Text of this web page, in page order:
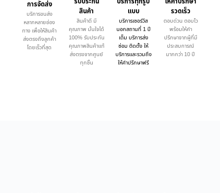
การจัดส่ง
บริการขนส่ง
หลากหลายช่อง
ทาง เพื่อให้สินค้า
ส่งตรงถึงลูกค้า
โดยเร็วที่สุด
สินค้า
สินค้าดี มี
คุณภาพ มั่นใจได้
100% รับประกัน
คุณภาพสินค้าแท้
ส่งตรงจากศูนย์
ทุกชิ้น
แบบ
บริการเซอร์วิส
นอกสถานที่ 1 ปี
เต็ม บริการส่ง
ซ่อม ติดตั้ง ให้
บริการและรวมถึง
ให้คำปรึกษาฟรี
รวดเร็ว
ตอบด่วน ตอบไว
พร้อมให้คำ
ปรึกษาจากผู้ที่มี
ประสบการณ์
มากกว่า 10 ปี